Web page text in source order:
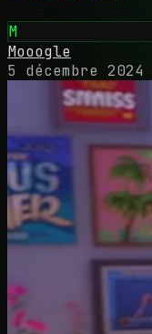
M
Mooogle
5 décembre 2024